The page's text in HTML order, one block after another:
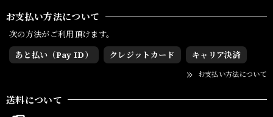
お支払い方法について
次の方法がご利用頂けます。
あと払い（Pay ID）
クレジットカード キャリア決済
お支払い方法について
送料について